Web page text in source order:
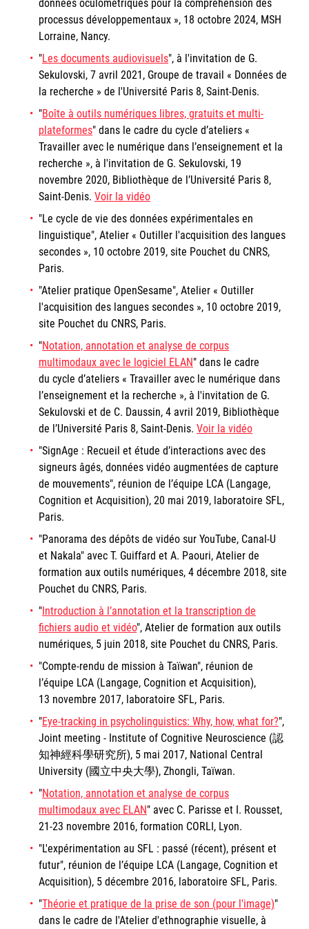
données oculométriques pour la compréhension des
processus développementaux », 18 octobre 2024, MSH
Lorraine, Nancy.
"Les documents audiovisuels", à l'invitation de G.
Sekulovski, 7 avril 2021, Groupe de travail « Données de
la recherche » de l'Université Paris 8, Saint-Denis.
"Boîte à outils numériques libres, gratuits et multi-
plateformes" dans le cadre du cycle d’ateliers «
Travailler avec le numérique dans l’enseignement et la
recherche », à l'invitation de G. Sekulovski, 19
novembre 2020, Bibliothèque de l’Université Paris 8,
Saint-Denis. Voir la vidéo
"Le cycle de vie des données expérimentales en
linguistique", Atelier « Outiller l'acquisition des langues
secondes », 10 octobre 2019, site Pouchet du CNRS,
Paris.
"Atelier pratique OpenSesame", Atelier « Outiller
l'acquisition des langues secondes », 10 octobre 2019,
site Pouchet du CNRS, Paris.
"Notation, annotation et analyse de corpus
multimodaux avec le logiciel ELAN" dans le cadre
du cycle d’ateliers « Travailler avec le numérique dans
l’enseignement et la recherche », à l'invitation de G.
Sekulovski et de C. Daussin, 4 avril 2019, Bibliothèque
de l’Université Paris 8, Saint-Denis. Voir la vidéo
"SignAge : Recueil et étude d’interactions avec des
signeurs âgés, données vidéo augmentées de capture
de mouvements", réunion de l’équipe LCA (Langage,
Cognition et Acquisition), 20 mai 2019, laboratoire SFL,
Paris.
"Panorama des dépôts de vidéo sur YouTube, Canal-U
et Nakala" avec T. Guiffard et A. Paouri, Atelier de
formation aux outils numériques, 4 décembre 2018, site
Pouchet du CNRS, Paris.
"Introduction à l’annotation et la transcription de
fichiers audio et vidéo", Atelier de formation aux outils
numériques, 5 juin 2018, site Pouchet du CNRS, Paris.
"Compte-rendu de mission à Taïwan", réunion de
l’équipe LCA (Langage, Cognition et Acquisition),
13 novembre 2017, laboratoire SFL, Paris.
"Eye-tracking in psycholinguistics: Why, how, what for?",
Joint meeting - Institute of Cognitive Neuroscience (認
知神經科學研究所), 5 mai 2017, National Central
University (國立中央大學), Zhongli, Taïwan.
"Notation, annotation et analyse de corpus
multimodaux avec ELAN" avec C. Parisse et I. Rousset,
21-23 novembre 2016, formation CORLI, Lyon.
"L'expérimentation au SFL : passé (récent), présent et
futur", réunion de l’équipe LCA (Langage, Cognition et
Acquisition), 5 décembre 2016, laboratoire SFL, Paris.
"Théorie et pratique de la prise de son (pour l'image)"
dans le cadre de l'Atelier d'ethnographie visuelle, à